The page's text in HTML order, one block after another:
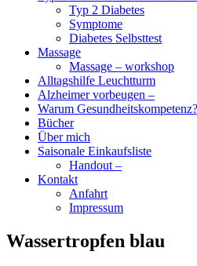
Typ 2 Diabetes
Symptome
Diabetes Selbsttest
Massage
Massage – workshop
Alltagshilfe Leuchtturm
Alzheimer vorbeugen –
Warum Gesundheitskompetenz?
Bücher
Über mich
Saisonale Einkaufsliste
Handout –
Kontakt
Anfahrt
Impressum
Wassertropfen blau